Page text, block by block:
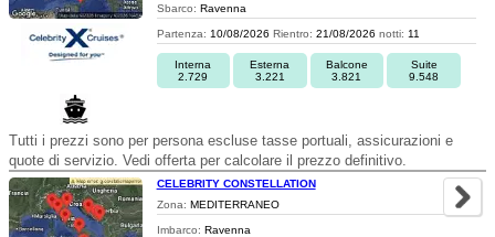
Sbarco: Ravenna
Partenza: 10/08/2026 Rientro: 21/08/2026 notti: 11
Interna
2.729
Esterna
3.221
Balcone
3.821
Suite
9.548
Tutti i prezzi sono per persona escluse tasse portuali, assicurazioni e
quote di servizio. Vedi offerta per calcolare il prezzo definitivo.
CELEBRITY CONSTELLATION
Zona: MEDITERRANEO
Imbarco: Ravenna